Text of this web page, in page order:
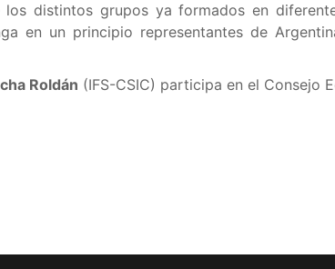
distintos grupos ya formados en
en un principio representantes de
Roldán (IFS-CSIC) participa en el Consejo